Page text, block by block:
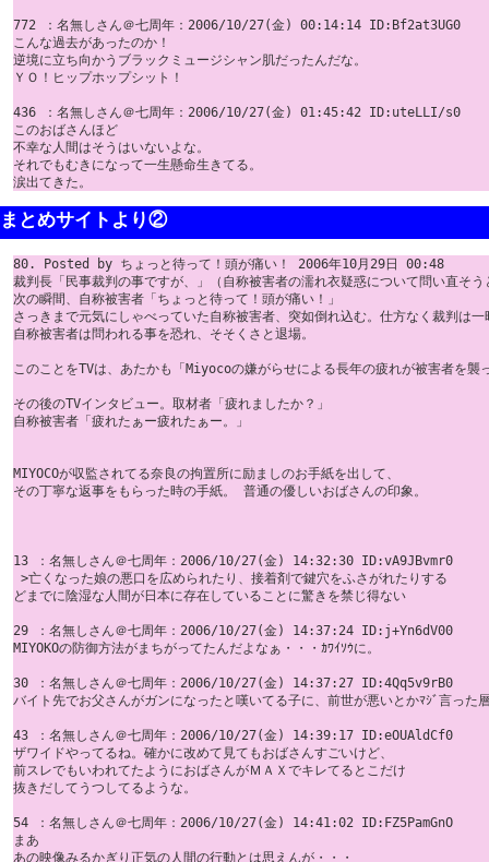
772 ：名無しさん＠七周年：2006/10/27(金) 00:14:14 ID:Bf2at3UG0
こんな過去があったのか！
逆境に立ち向かうブラックミュージシャン肌だったんだな。
ＹＯ！ヒップホップシット！
436 ：名無しさん＠七周年：2006/10/27(金) 01:45:42 ID:uteLLI/s0
このおばさんほど
不幸な人間はそうはいないよな。
それでもむきになって一生懸命生きてる。
まとめサイトより②
80. Posted by ちょっと待って！頭が痛い！ 2006年10月29日 00:48
裁判長「民事裁判の事ですが、」（自称被害者の濡れ衣疑惑について問い直そ
次の瞬間、自称被害者「ちょっと待って！頭が痛い！」
さっきまで元気にしゃべっていた自称被害者、突如倒れ込む。仕方なく裁判は一
自称被害者は問われる事を恐れ、そそくさと退場。
このことをTVは、あたかも「Miyocoの嫌がらせによる長年の疲れが被害者を
その後のTVインタビュー。取材者「疲れましたか？」
自称被害者「疲れたぁー疲れたぁー。」
MIYOCOが収監されてる奈良の拘置所に励ましのお手紙を出して、
その丁寧な返事をもらった時の手紙。 普通の優しいおばさんの印象。
13 ：名無しさん＠七周年：2006/10/27(金) 14:32:30 ID:vA9JBvmr0
>亡くなった娘の悪口を広められたり、接着剤で鍵穴をふさがれたりする
どまでに陰湿な人間が日本に存在していることに驚きを禁じ得ない
29 ：名無しさん＠七周年：2006/10/27(金) 14:37:24 ID:j+Yn6dV00
MIYOKOの防御方法がまちがってたんだよなぁ・・・ｶﾜｲｿｳに。
30 ：名無しさん＠七周年：2006/10/27(金) 14:37:27 ID:4Qq5v9rB0
バイト先でお父さんがガンになったと嘆いてる子に、前世が悪いとかﾏｼﾞ言っ
43 ：名無しさん＠七周年：2006/10/27(金) 14:39:17 ID:eOUAldCf0
ザワイドやってるね。確かに改めて見てもおばさんすごいけど、
前スレでもいわれてたようにおばさんがＭＡＸでキレてるとこだけ
抜きだしてうつしてるような。
54 ：名無しさん＠七周年：2006/10/27(金) 14:41:02 ID:FZ5PamGnO
まあ
あの映像みるかぎり正気の人間の行動とは思えんが・・・